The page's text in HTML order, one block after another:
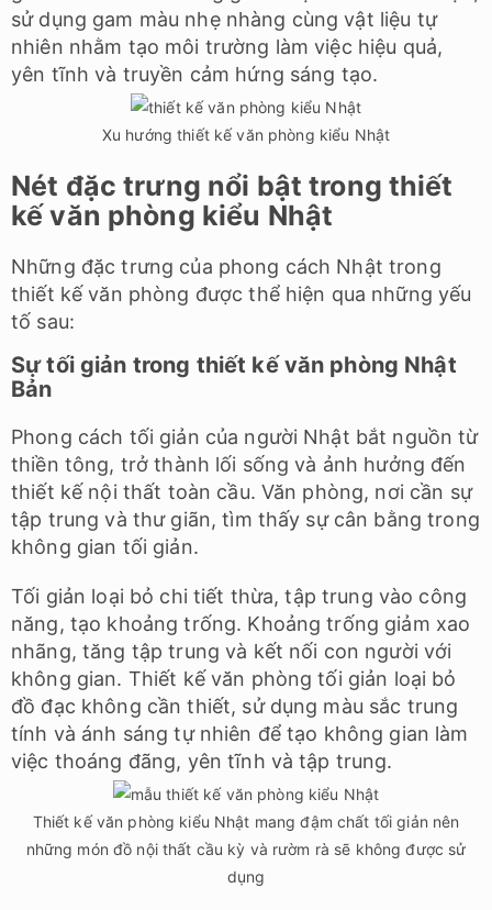
sử dụng gam màu nhẹ nhàng cùng vật liệu tự
nhiên nhằm tạo môi trường làm việc hiệu quả,
yên tĩnh và truyền cảm hứng sáng tạo.
Xu hướng thiết kế văn phòng kiểu Nhật
Nét đặc trưng nổi bật trong thiết
kế văn phòng kiểu Nhật
Những đặc trưng của phong cách Nhật trong
thiết kế văn phòng được thể hiện qua những yếu
tố sau:
Sự tối giản trong thiết kế văn phòng Nhật
Bản
Phong cách tối giản của người Nhật bắt nguồn từ
thiền tông, trở thành lối sống và ảnh hưởng đến
thiết kế nội thất toàn cầu. Văn phòng, nơi cần sự
tập trung và thư giãn, tìm thấy sự cân bằng trong
không gian tối giản.
Tối giản loại bỏ chi tiết thừa, tập trung vào công
năng, tạo khoảng trống. Khoảng trống giảm xao
nhãng, tăng tập trung và kết nối con người với
không gian. Thiết kế văn phòng tối giản loại bỏ
đồ đạc không cần thiết, sử dụng màu sắc trung
tính và ánh sáng tự nhiên để tạo không gian làm
việc thoáng đãng, yên tĩnh và tập trung.
Thiết kế văn phòng kiểu Nhật mang đậm chất tối giản nên
những món đồ nội thất cầu kỳ và rườm rà sẽ không được sử
dụng